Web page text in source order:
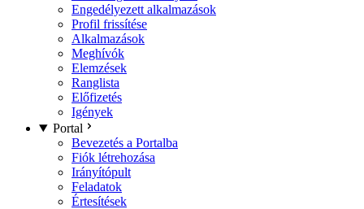
Engedélyezett alkalmazások
Profil frissítése
Alkalmazások
Meghívók
Elemzések
Ranglista
Előfizetés
Igények
Portal
Bevezetés a Portalba
Fiók létrehozása
Irányítópult
Feladatok
Értesítések